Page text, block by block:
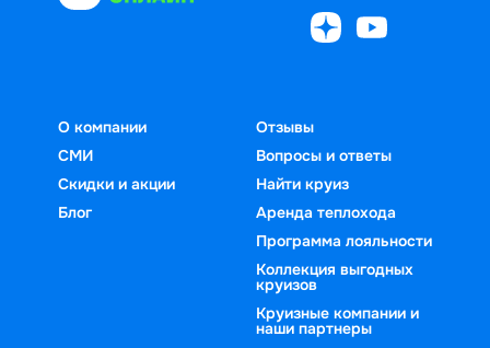
О компании
СМИ
Скидки и акции
Блог
Отзывы
Вопросы и ответы
Найти круиз
Аренда теплохода
Программа лояльности
Коллекция выгодных
круизов
Круизные компании и
наши партнеры